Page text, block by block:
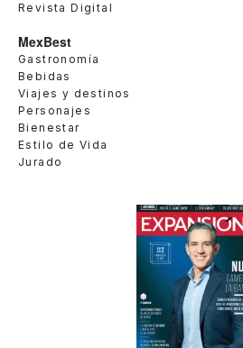
Revista Digital
MexBest
Gastronomía
Bebidas
Viajes y destinos
Personajes
Bienestar
Estilo de Vida
Jurado